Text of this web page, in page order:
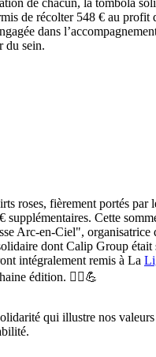
de chacun, la tombola
de récolter 548 € au profit
dans
du sein.
roses, fièrement portés par
supplémentaires. Cette
Arc-en-Ciel", organisatrice
dont Calip Group était
intégralement remis à La
édition. 🏃‍♀️💪
qui illustre nos valeurs